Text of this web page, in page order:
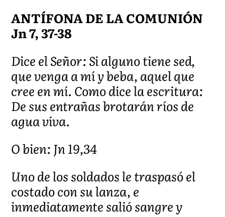
ANTÍFONA DE LA COMUNIÓN
Jn 7, 37-38
Dice el Señor: Si alguno tiene sed,
que venga a mí y beba, aquel que
cree en mí. Como dice la escritura:
De sus entrañas brotarán ríos de
agua viva.
O bien: Jn 19,34
Uno de los soldados le traspasó el
costado con su lanza, e
inmediatamente salió sangre y